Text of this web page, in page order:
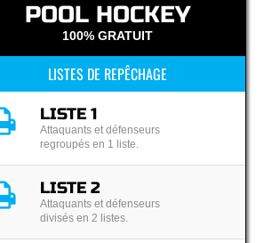
POOL HOCKEY
100% GRATUIT
LISTES DE REPÊCHAGE
LISTE 1
Attaquants et défenseurs
regroupés en 1 liste.
LISTE 2
Attaquants et défenseurs
divisés en 2 listes.